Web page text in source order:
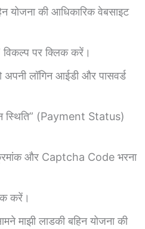
योजना की आधिकारिक वेबसाइट
विकल्प पर क्लिक करें।
लॉगिन आईडी और पासवर्ड
स्थिति” (Payment Status)
और Captcha Code भरना
करें।
माझी लाडकी बहिन योजना की